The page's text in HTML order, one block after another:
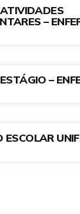
–
–
ESCOLAR